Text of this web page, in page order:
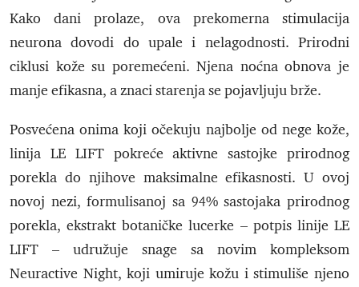
Kako dani prolaze, ova prekomerna stimulacija
neurona dovodi do upale i nelagodnosti. Prirodni
ciklusi kože su poremećeni. Njena noćna obnova je
manje efikasna, a znaci starenja se pojavljuju brže.
Posvećena onima koji očekuju najbolje od nege kože,
linija LE LIFT pokreće aktivne sastojke prirodnog
porekla do njihove maksimalne efikasnosti. U ovoj
novoj nezi, formulisanoj sa 94% sastojaka prirodnog
porekla, ekstrakt botaničke lucerke – potpis linije LE
LIFT – udružuje snage sa novim kompleksom
Neuractive Night, koji umiruje kožu i stimuliše njeno